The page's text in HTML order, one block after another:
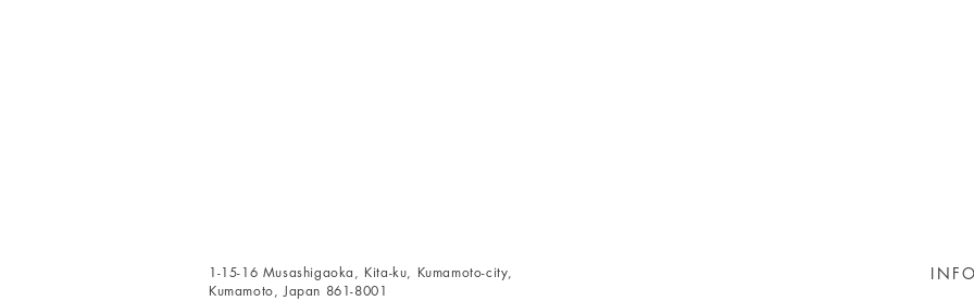
1-15-16 Musashigaoka, Kita-ku, Kumamoto-city,
Kumamoto, Japan 861-8001